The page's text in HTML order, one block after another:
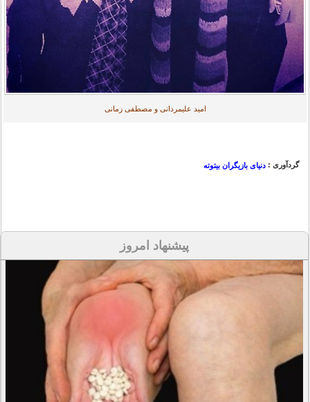
امید علیمردانی و مصطفی زمانی
گردآوری : دنیای بازیگران بیتوته
پیشنهاد امروز